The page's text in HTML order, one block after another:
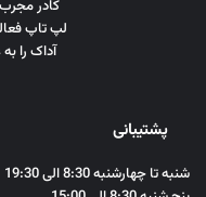
کادر
لپ تاپ
آداک را
پشتیبانی
شنبه تا چهارشنبه 8:30 الی 19:30